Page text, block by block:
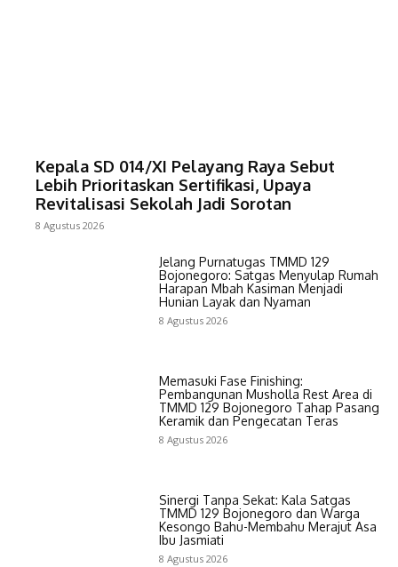
Kepala SD 014/XI Pelayang Raya Sebut
Lebih Prioritaskan Sertifikasi, Upaya
Revitalisasi Sekolah Jadi Sorotan
8 Agustus 2026
Jelang Purnatugas TMMD 129
Bojonegoro: Satgas Menyulap Rumah
Harapan Mbah Kasiman Menjadi
Hunian Layak dan Nyaman
8 Agustus 2026
Memasuki Fase Finishing:
Pembangunan Musholla Rest Area di
TMMD 129 Bojonegoro Tahap Pasang
Keramik dan Pengecatan Teras
8 Agustus 2026
Sinergi Tanpa Sekat: Kala Satgas
TMMD 129 Bojonegoro dan Warga
Kesongo Bahu-Membahu Merajut Asa
Ibu Jasmiati
8 Agustus 2026